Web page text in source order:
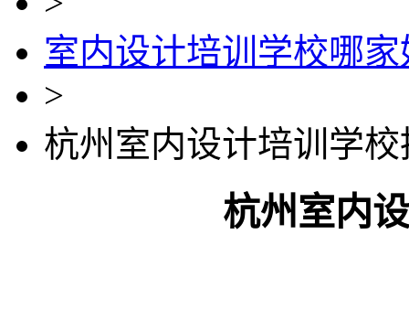
室内设计培训学校哪家
>
杭州室内设计培训学校
杭州室内